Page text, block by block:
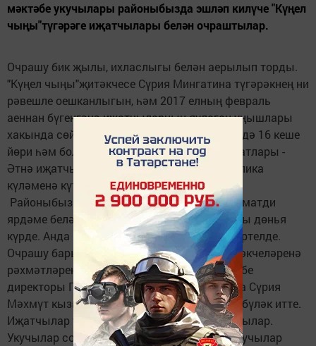
мәктәбе укучылары районыбызда эшләп килүче "Күңел
чыңы"түгәрәге иҗатчылары белән очраштылар.
Очрашу бик җылы, ихласлыгы белән аерылып торды.
"Күңел чыңы"җитәкчесе Сүрия Мингатина түгәрәкнең ни
рәвешле оешканлыгын, һәм 2017 елның февраль
аеннан бүгенгәчә иҗатчыларның яулаган уңышлары
хакында сөйләп үтте. Түгәрәккә бүгенге көндә 16 кеше
йөри һәм болар актив иҗат итүчеләр. Максатлары -
Әтнә иҗатчыларын барлап, аларны республика
күләменә күтәрү, иҗатларын тирәнәйтү.
Районыбызның 30 еллыгына хакимиятнең матди
ярдәме белән "Күңел чыңы"ның тәүге китабы дөнья
күрде. Анда 13 шигырь язучының иҗаты кертелде.
Очрашу барышында иҗатчылар район җитәкчеләренә
рәхмәтләрен дә җиткерделәр. Күшәр мәктәбе
директоры Гөлнара Данил кызы Халиковага Сүрия
Мәхмүт кызы түгәрәкнең тәүге китабын да бүләк итте.
Иҗатчылар укучыларга шигырьләрен укыдылар.
Укучылар сорауларына җавап бирделәр. Укучылар